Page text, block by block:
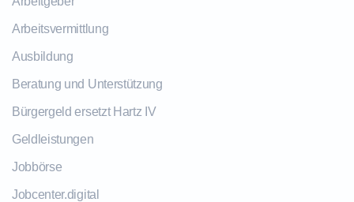
Arbeitsvermittlung
Ausbildung
Beratung und Unterstützung
Bürgergeld ersetzt Hartz IV
Geldleistungen
Jobbörse
Jobcenter.digital